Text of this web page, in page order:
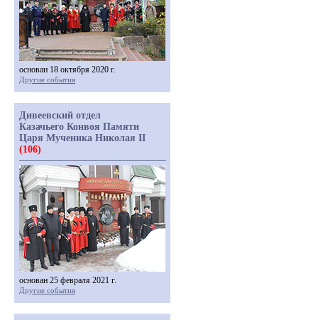
основан 18 октября 2020 г.
Другие события
Дивеевский отдел
Казачьего Конвоя Памяти
Царя Мученика Николая II
(106)
основан 25 февраля 2021 г.
Другие события